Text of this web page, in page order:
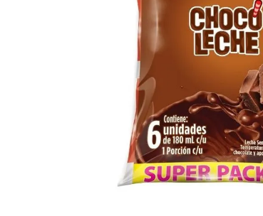
lácteos y refrigerados
cuidado del bebé